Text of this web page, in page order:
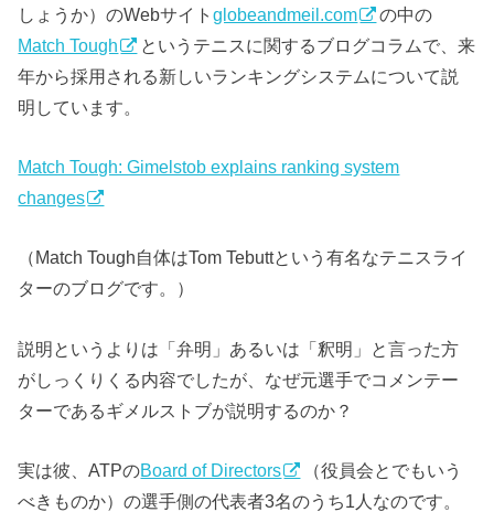
しょうか）のWebサイトglobeandmeil.com
の中の
Match Tough
というテニスに関するブログコラムで、来
年から採用される新しいランキングシステムについて説
明しています。
Match Tough: Gimelstob explains ranking system
changes
（Match Tough自体はTom Tebuttという有名なテニスライ
ターのブログです。）
説明というよりは「弁明」あるいは「釈明」と言った方
がしっくりくる内容でしたが、なぜ元選手でコメンテー
ターであるギメルストブが説明するのか？
実は彼、ATPのBoard of Directors
（役員会とでもいう
べきものか）の選手側の代表者3名のうち1人なのです。